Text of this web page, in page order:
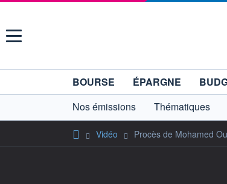
Menu
BOURSE ÉPARGNE
Nos émissions
Thématiques
Vidéo Procès de Mohamed